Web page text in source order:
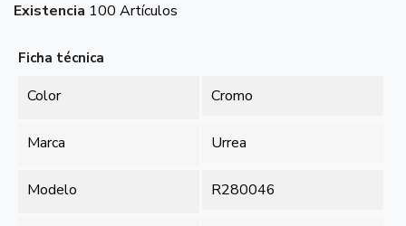
Existencia 100 Artículos
Ficha técnica
Color Cromo
Marca Urrea
Modelo R280046